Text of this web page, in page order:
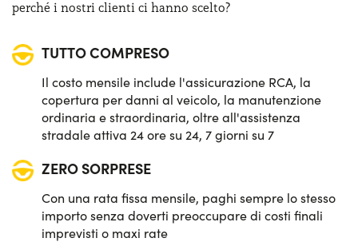
perché i nostri clienti ci hanno scelto?
TUTTO COMPRESO
Il costo mensile include l'assicurazione RCA, la
copertura per danni al veicolo, la manutenzione
ordinaria e straordinaria, oltre all'assistenza
stradale attiva 24 ore su 24, 7 giorni su 7
ZERO SORPRESE
Con una rata fissa mensile, paghi sempre lo stesso
importo senza doverti preoccupare di costi finali
imprevisti o maxi rate